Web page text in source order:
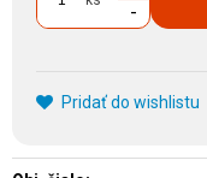
-
Pridať do wishlistu